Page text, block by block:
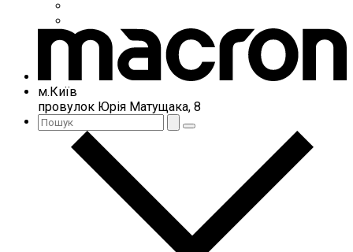
м.Київ
провулок Юрія Матущака, 8